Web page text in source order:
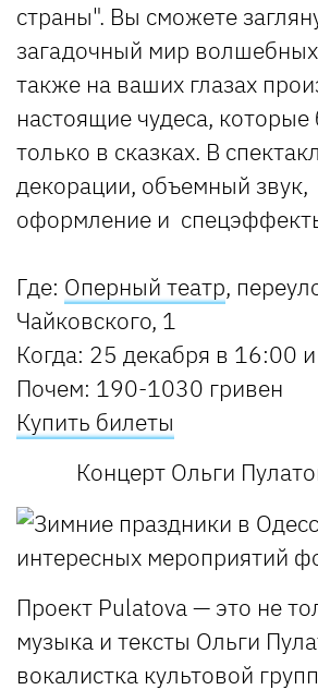
страны". Вы сможете
загадочный мир
также на ваших глазах
настоящие чудеса,
только в сказках. В
декорации, объемный звук,
оформление и
Где: Оперный театр,
Чайковского, 1
Когда: 25 декабря в 16:00
Почем: 190-1030 гривен
Купить билеты
Концерт Ольги
Проект Pulatova — это не
музыка и тексты Ольги
вокалистка культовой